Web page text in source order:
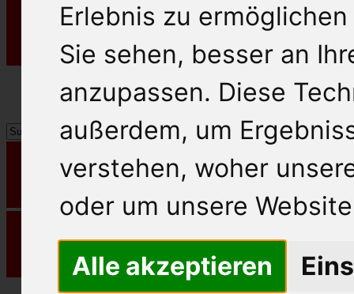
Erlebnis zu
Sie sehen, besser an
anzupassen. Diese
außerdem, um
verstehen, woher
oder um unsere
Alle akzeptieren